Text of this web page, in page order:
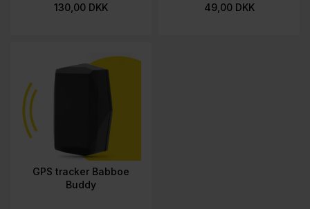
130,00 DKK 49,00 DKK
GPS tracker Babboe
Buddy